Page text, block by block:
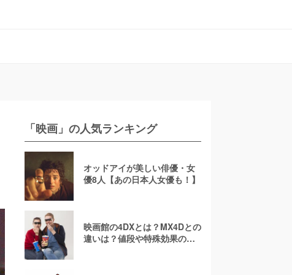
「映画」の人気ランキング
オッドアイが美しい俳優・女
優8人【あの日本人女優も！】
映画館の4DXとは？MX4Dとの
違いは？値段や特殊効果の注